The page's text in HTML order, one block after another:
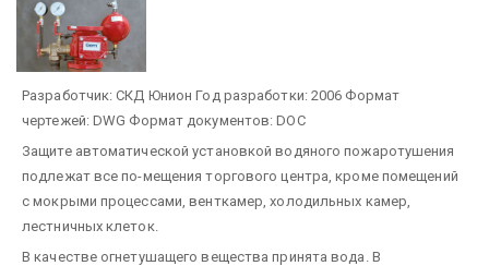
Разработчик: СКД Юнион Год разработки: 2006 Формат
чертежей: DWG Формат документов: DOC
Защите автоматической установкой водяного пожаротушения
подлежат все по-мещения торгового центра, кроме помещений
с мокрыми процессами, венткамер, холодильных камер,
лестничных клеток.
В качестве огнетушащего вещества принята вода. В